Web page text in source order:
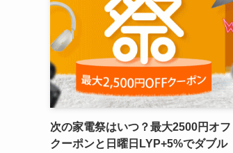
次の家電祭はいつ？最大2500円オフ
クーポンと日曜日LYP+5%でダブル